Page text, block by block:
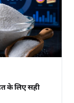
के लिए सही